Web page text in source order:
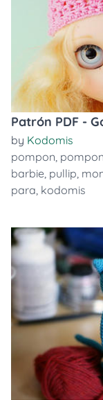
Patrón PDF -
by Kodomis
pompon,
barbie, pullip,
para, kodomis